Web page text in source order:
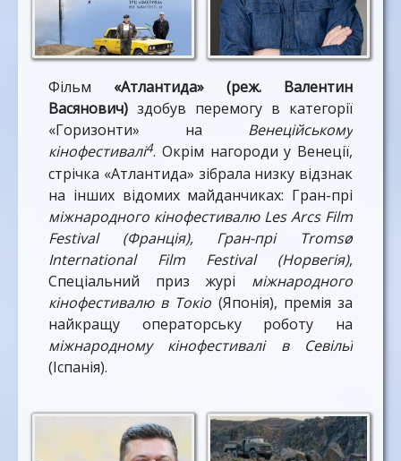
Фільм «Атлантида» (реж. Валентин
Васянович)здобув перемогу в категорії
«Горизонти» на Венеційському
кінофестивалі4. Окрім нагороди у Венеції,
стрічка «Атлантида» зібрала низку відзнак
на інших відомих майданчиках: Гран-прі
міжнародного кінофестивалю Les Arcs Film
Festival (Франція), Гран-прі Tromsø
International Film Festival (Норвегія)​,
Спеціальний приз журі міжнародного
кінофестивалю в Токіо (Японія), премія за
найкращу операторську роботу на
міжнародному кінофестивалі в Севільї
(Іспанія).